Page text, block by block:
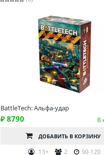
BattleTech: Альфа-удар
₽ 8790 В
ДОБАВИТЬ В КОРЗИНУ
13+ 2 90-120